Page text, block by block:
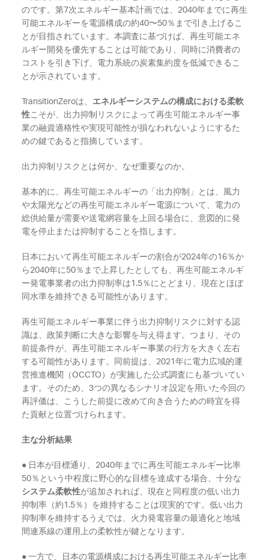
のです。第7次エネルギー基本計画では、2040年までに再生
可能エネルギーを電源構成の約40〜50％まで引き上げるこ
とが目指されています。本調査に基づけば、再生可能エネ
ルギー開発を優先することは可能であり、同時に消費者の
コストを引き下げ、電力系統の炭素集約度を低減できるこ
とが示されています。
TransitionZeroは、 エネルギーシステムの構成における柔軟
性こそが、出力抑制リスクによって再生可能エネルギー事
業の融資適格性や実現可能性が損なわれないようにするた
めの鍵であると指摘しています。
出力抑制リスクとは何か、なぜ重要なのか。
基本的に、再生可能エネルギーの「出力抑制」とは、風力
や太陽光などの再生可能エネルギー電源について、電力の
総供給量が需要や送電網容量を上回る場合に、意図的に発
電を停止または抑制することを指します。
日本において再生可能エネルギーの割合が2024年の16％か
ら2040年に50％まで上昇したとしても、再生可能エネルギ
ー発電事業者の出力抑制率は1.5％にとどまり、現在とほぼ
同水準を維持できる可能性があります。
再生可能エネルギー事業に伴う出力抑制リスクに対する認
識は、政策判断に大きな影響を与え得ます。つまり、その
前提条件が、再生可能エネルギー事業の行方を大きく左右
する可能性があります。同前提は、2021年に電力広域的運
営推進機関（OCCTO）が実施した公式調査にも基づいてい
ます。そのため、3つの異なるシナリオ設定を用いた今回の
再評価は、こうした前提に改めて向き合うための時宜を得
た貢献と位置づけられます。
主な分析結果
● 日本が目標通り、2040年までに再生可能エネルギー比率
50％という中程度に野心的な目標を達成する場合、十分な
システム柔軟性が追加されれば、現在と同程度の低い出力
抑制率（約1.5％）を維持することは現実的です。低い出力
抑制率を維持するうえでは、火力発電容量の最適化と地域
間連系線の運用上の柔軟性が鍵となります。
● 一方で、日本の電源構成における再生可能エネルギー比率